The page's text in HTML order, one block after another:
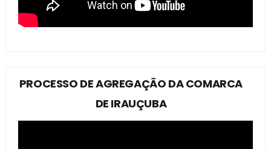
PROCESSO DE AGREGAÇÃO DA COMARCA
DE IRAUÇUBA